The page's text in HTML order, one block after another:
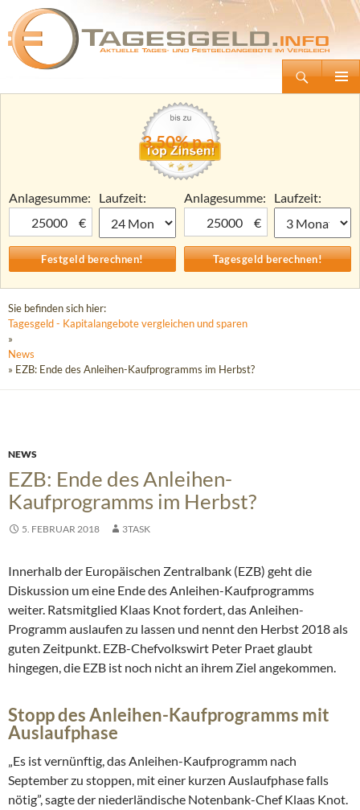
Tagesgeld.info – Tagesgeldkonten vergleichen und Tagesgeld-Zinsen berechnen
Zum
3,50% p.a.
Anlagesumme:
€
Laufzeit:
Anlagesumme:
€
Laufzeit:
Sie befinden sich hier:
Tagesgeld - Kapitalangebote vergleichen und sparen
»
News
» EZB: Ende des Anleihen-Kaufprogramms im Herbst?
NEWS
EZB: Ende des Anleihen-
Kaufprogramms im Herbst?
5. FEBRUAR 2018 3TASK
Innerhalb der Europäischen Zentralbank (EZB) geht die
Diskussion um eine Ende des Anleihen-Kaufprogramms
weiter. Ratsmitglied Klaas Knot fordert, das Anleihen-
Programm auslaufen zu lassen und nennt den Herbst 2018 als
guten Zeitpunkt. EZB-Chefvolkswirt Peter Praet glaubt
hingegen, die EZB ist noch nicht an ihrem Ziel angekommen.
Stopp des Anleihen-Kaufprogramms mit
Auslaufphase
„Es ist vernünftig, das Anleihen-Kaufprogramm nach
September zu stoppen, mit einer kurzen Auslaufphase falls
nötig”, sagte der niederländische Notenbank-Chef Klaas Knot.